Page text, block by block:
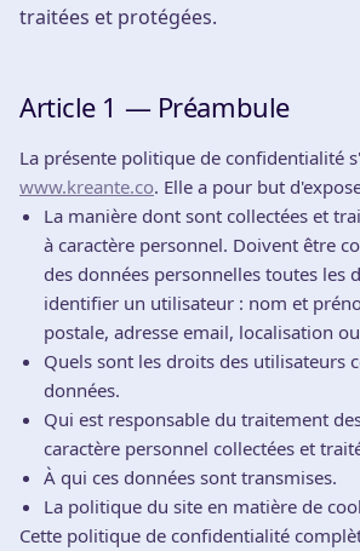
traitées et protégées.
Article 1 — Préambule
La présente politique de confidentialité
www.kreante.co. Elle a pour but
La manière dont sont collectées et
à caractère personnel. Doivent être
des données personnelles toutes les
identifier un utilisateur : nom et
postale, adresse email, localisation
Quels sont les droits des utilisateurs
données.
Qui est responsable du traitement
caractère personnel collectées et
À qui ces données sont transmises.
La politique du site en matière de
Cette politique de confidentialité